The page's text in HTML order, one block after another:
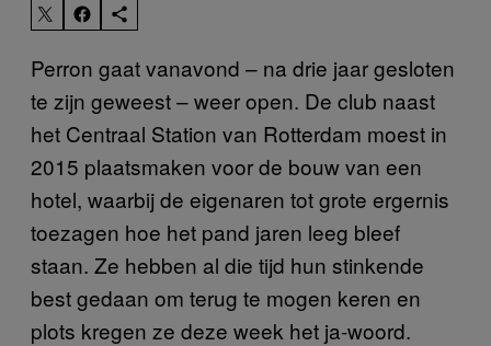
Perron gaat vanavond – na drie jaar gesloten
te zijn geweest – weer open. De club naast
het Centraal Station van Rotterdam moest in
2015 plaatsmaken voor de bouw van een
hotel, waarbij de eigenaren tot grote ergernis
toezagen hoe het pand jaren leeg bleef
staan. Ze hebben al die tijd hun stinkende
best gedaan om terug te mogen keren en
plots kregen ze deze week het ja-woord.